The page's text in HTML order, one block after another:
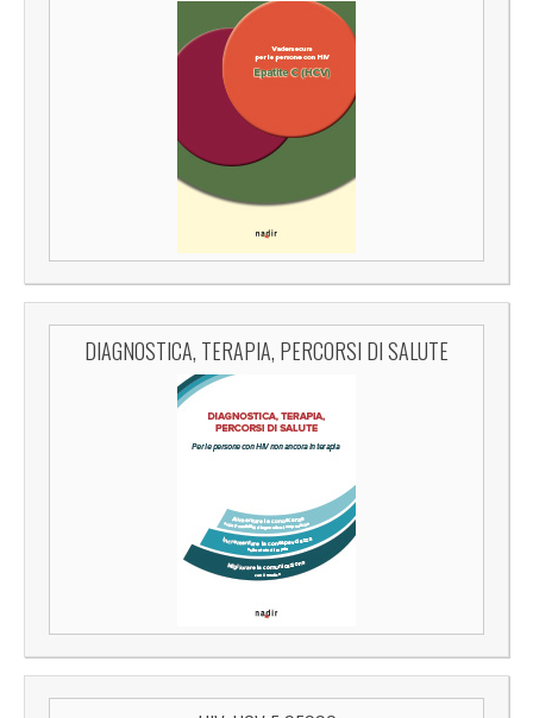
DIAGNOSTICA, TERAPIA, PERCORSI DI SALUTE